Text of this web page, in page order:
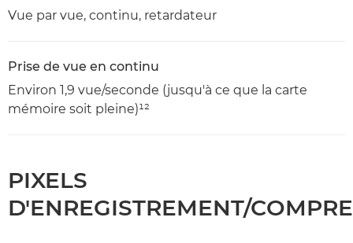
Vue par vue, continu, retardateur
Prise de vue en continu
Environ 1,9 vue/seconde (jusqu'à ce que la carte
mémoire soit pleine)¹²
PIXELS
D'ENREGISTREMENT/